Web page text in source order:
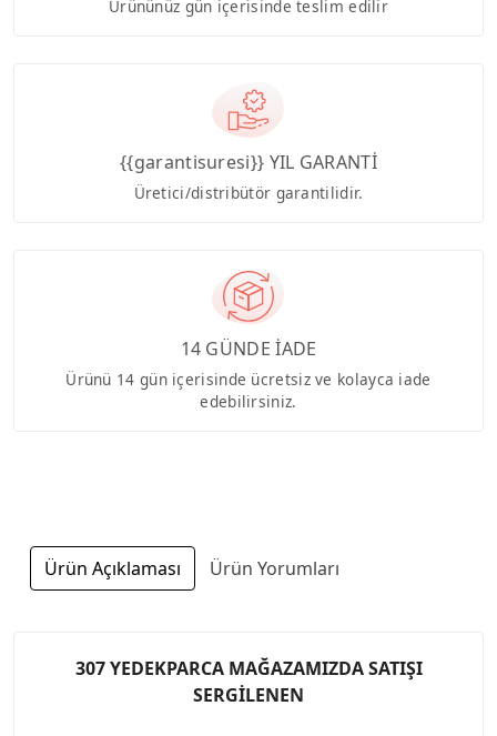
Ürününüz gün içerisinde teslim edilir
{{garantisuresi}} YIL GARANTİ
Üretici/distribütör garantilidir.
14 GÜNDE İADE
Ürünü 14 gün içerisinde ücretsiz ve kolayca iade
edebilirsiniz.
Ürün Açıklaması Ürün Yorumları
307 YEDEKPARCA MAĞAZAMIZDA SATIŞI
SERGİLENEN